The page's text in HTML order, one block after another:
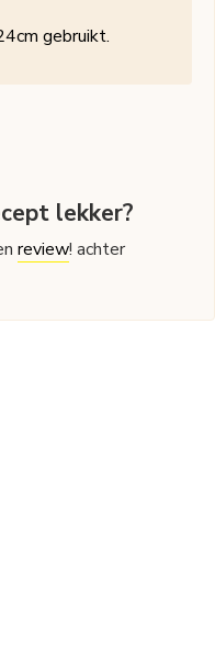
gebruikt.
lekker?
review! achter